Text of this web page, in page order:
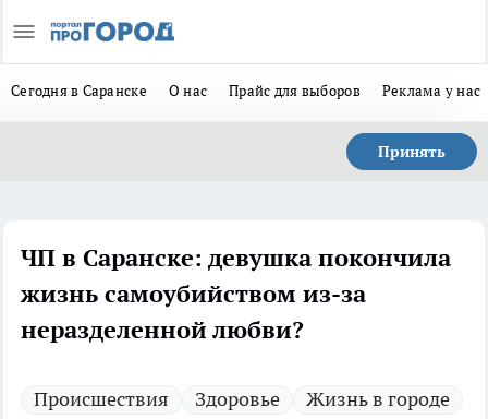
Сегодня в Саранске О нас Прайс для выборов Реклама у нас
Принять
ЧП в Саранске: девушка покончила
жизнь самоубийством из-за
неразделенной любви?
Происшествия Здоровье Жизнь в городе